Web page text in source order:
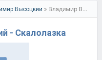
Высоцкий » Владимир Высоцкий - Скалолазка
- Скалолазка